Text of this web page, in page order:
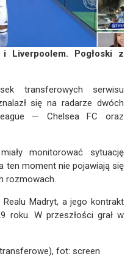
Liverpoolem. Pogłoski z
transferowych serwisu
się na radarze dwóch
— Chelsea FC oraz
monitorować sytuację
ten moment nie pojawiają się
rozmowach.
Madryt, a jego kontrakt
roku. W przeszłości grał w
fot: screen